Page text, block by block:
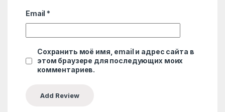
Email *
Сохранить моё имя, email и адрес сайта в
этом браузере для последующих моих
комментариев.